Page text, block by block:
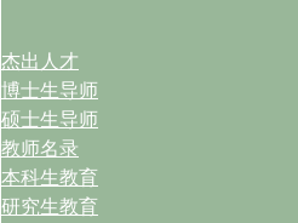
杰出人才
博士生导师
硕士生导师
教师名录
本科生教育
研究生教育